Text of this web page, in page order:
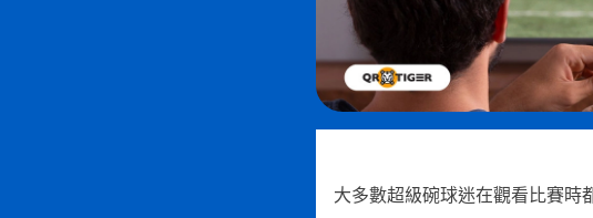
大多數超級碗球迷在觀看比賽時